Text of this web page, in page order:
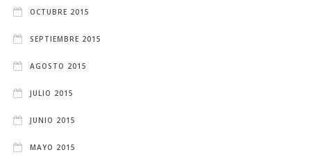
OCTUBRE 2015
SEPTIEMBRE 2015
AGOSTO 2015
JULIO 2015
JUNIO 2015
MAYO 2015